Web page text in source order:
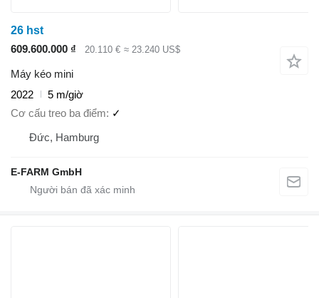
26 hst
609.600.000 ₫
20.110 € ≈ 23.240 US$
Máy kéo mini
2022
5 m/giờ
Cơ cấu treo ba điểm
✓
Đức, Hamburg
E-FARM GmbH